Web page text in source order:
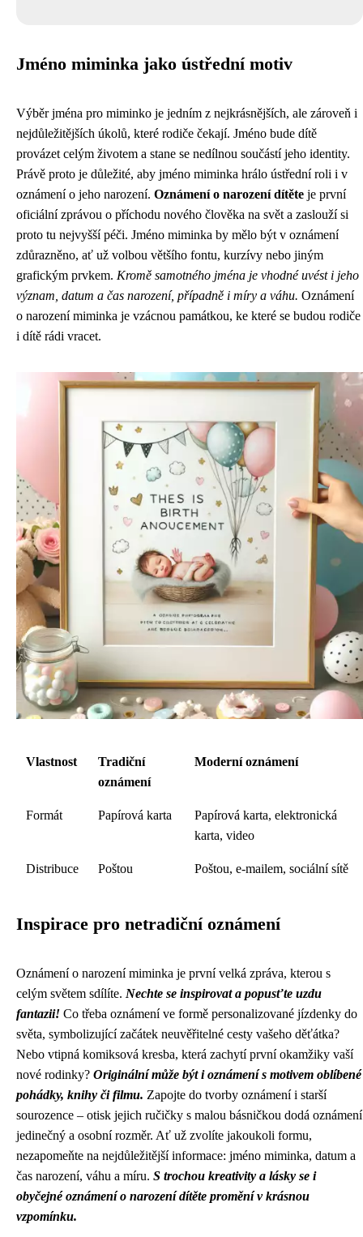
Jméno miminka jako ústřední motiv
Výběr jména pro miminko je jedním z nejkrásnějších, ale zároveň i
nejdůležitějších úkolů, které rodiče čekají. Jméno bude dítě
provázet celým životem a stane se nedílnou součástí jeho identity.
Právě proto je důležité, aby jméno miminka hrálo ústřední roli i v
oznámení o jeho narození. Oznámení o narození dítěte je první
oficiální zprávou o příchodu nového člověka na svět a zaslouží si
proto tu nejvyšší péči. Jméno miminka by mělo být v oznámení
zdůrazněno, ať už volbou většího fontu, kurzívy nebo jiným
grafickým prvkem. Kromě samotného jména je vhodné uvést i jeho
význam, datum a čas narození, případně i míry a váhu. Oznámení
o narození miminka je vzácnou památkou, ke které se budou rodiče
i dítě rádi vracet.
Vlastnost
Tradiční
oznámení
Moderní oznámení
Formát Papírová karta
Papírová karta, elektronická
karta, video
Distribuce Poštou Poštou, e-mailem, sociální sítě
Inspirace pro netradiční oznámení
Oznámení o narození miminka je první velká zpráva, kterou s
celým světem sdílíte. Nechte se inspirovat a popusťte uzdu
fantazii! Co třeba oznámení ve formě personalizované jízdenky do
světa, symbolizující začátek neuvěřitelné cesty vašeho děťátka?
Nebo vtipná komiksová kresba, která zachytí první okamžiky vaší
nové rodinky? Originální může být i oznámení s motivem oblíbené
pohádky, knihy či filmu. Zapojte do tvorby oznámení i starší
sourozence – otisk jejich ručičky s malou básničkou dodá oznámení
jedinečný a osobní rozměr. Ať už zvolíte jakoukoli formu,
nezapomeňte na nejdůležitější informace: jméno miminka, datum a
čas narození, váhu a míru. S trochou kreativity a lásky se i
obyčejné oznámení o narození dítěte promění v krásnou
vzpomínku.